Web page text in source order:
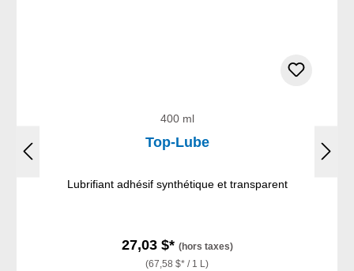
400 ml
Top-Lube
Lubrifiant adhésif synthétique et transparent
27,03 $* (hors taxes)
(67,58 $* / 1 L)